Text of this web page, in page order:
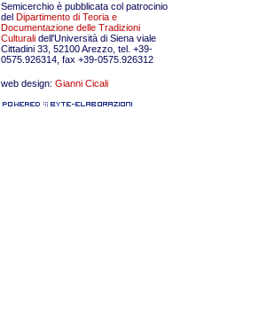
Semicerchio è pubblicata col patrocinio
del Dipartimento di Teoria e
Documentazione delle Tradizioni
Culturali dell'Università di Siena viale
Cittadini 33, 52100 Arezzo, tel. +39-
0575.926314, fax +39-0575.926312
web design: Gianni Cicali